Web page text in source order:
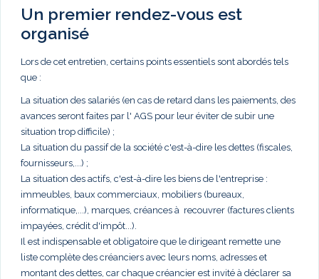
Un premier rendez-vous est
organisé
Lors de cet entretien, certains points essentiels sont abordés tels
que :
La situation des salariés (en cas de retard dans les paiements, des
avances seront faites par l' AGS pour leur éviter de subir une
situation trop difficile) ;
La situation du passif de la société c'est-à-dire les dettes (fiscales,
fournisseurs,...) ;
La situation des actifs, c'est-à-dire les biens de l'entreprise :
immeubles, baux commerciaux, mobiliers (bureaux,
informatique,...), marques, créances à recouvrer (factures clients
impayées, crédit d'impôt...).
Il est indispensable et obligatoire que le dirigeant remette une
liste complète des créanciers avec leurs noms, adresses et
montant des dettes, car chaque créancier est invité à déclarer sa